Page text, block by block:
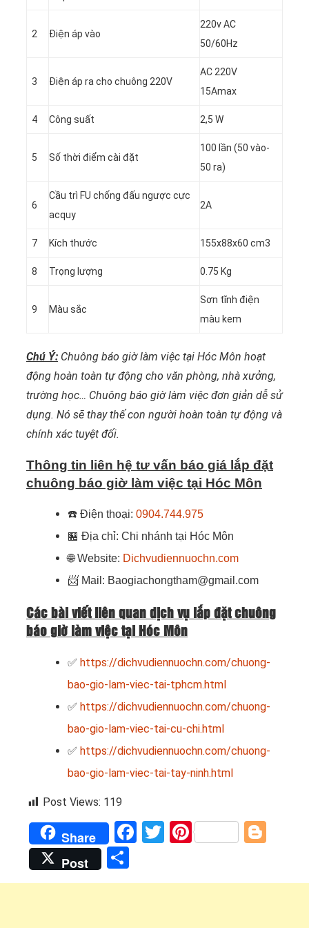
2 Điện áp vào
220v AC
50/60Hz
3 Điện áp ra cho chuông 220V
AC 220V
15Amax
4 Công suất 2,5 W
5 Số thời điểm cài đặt
100 lần (50 vào-
50 ra)
6
Cầu trì FU chống đấu ngược cực
acquy
2A
7 Kích thước 155x88x60 cm3
8 Trọng lượng 0.75 Kg
9 Màu sắc
Sơn tĩnh điện
màu kem
Chú Ý: Chuông báo giờ làm việc tại Hóc Môn hoạt
động hoàn toàn tự động cho văn phòng, nhà xưởng,
trường học… Chuông báo giờ làm việc đơn giản dễ sử
dụng. Nó sẽ thay thế con người hoàn toàn tự động và
chính xác tuyệt đối.
Thông tin liên hệ tư vấn báo giá lắp đặt
chuông báo giờ làm việc tại Hóc Môn
☎️ Điện thoại: 0904.744.975
🏪 Địa chỉ: Chi nhánh tại Hóc Môn
🌐Website: Dichvudiennuochn.com
📨 Mail: Baogiachongtham@gmail.com
Các bài viết liên quan dịch vụ lắp đặt chuông
báo giờ làm việc tại Hóc Môn
✅ https://dichvudiennuochn.com/chuong-
bao-gio-lam-viec-tai-tphcm.html
✅ https://dichvudiennuochn.com/chuong-
bao-gio-lam-viec-tai-cu-chi.html
✅ https://dichvudiennuochn.com/chuong-
bao-gio-lam-viec-tai-tay-ninh.html
Post Views: 119
Share Facebook
TwitterPinterest
Post